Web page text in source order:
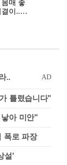
틀렸습니다"
아 미안"
폭로 파장
설'